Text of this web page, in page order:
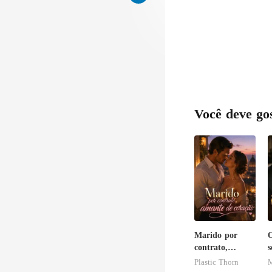
Você deve
Marido por
contrato,
amante de
Plastic Thorn